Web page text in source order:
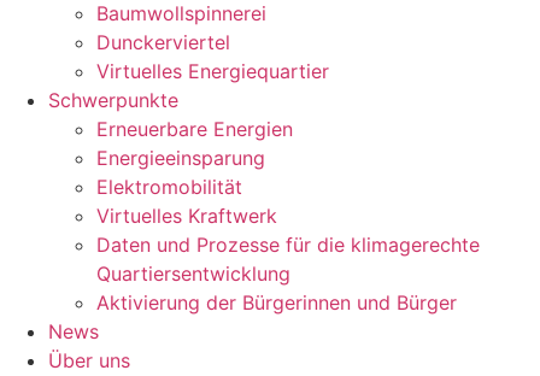
Baumwollspinnerei
Dunckerviertel
Virtuelles Energiequartier
Schwerpunkte
Erneuerbare Energien
Energieeinsparung
Elektromobilität
Virtuelles Kraftwerk
Daten und Prozesse für die klimagerechte
Quartiersentwicklung
Aktivierung der Bürgerinnen und Bürger
News
Über uns